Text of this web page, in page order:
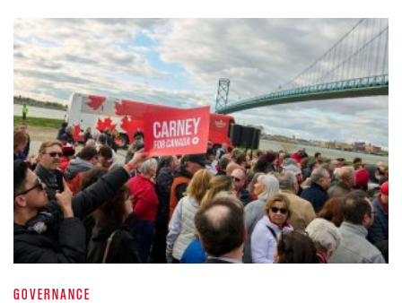
GOVERNANCE